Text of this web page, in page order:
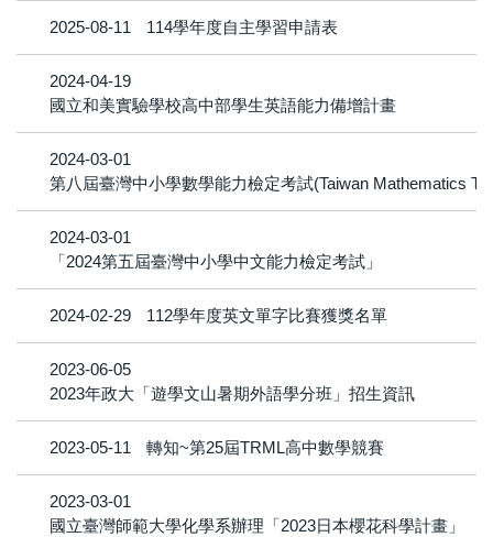
2025-08-11 114學年度自主學習申請表
2024-04-19
國立和美實驗學校高中部學生英語能力備增計畫
2024-03-01
第八屆臺灣中小學數學能力檢定考試(Taiwan Mathematics
2024-03-01
「2024第五屆臺灣中小學中文能力檢定考試」
2024-02-29 112學年度英文單字比賽獲獎名單
2023-06-05
2023年政大「遊學文山暑期外語學分班」招生資訊
2023-05-11 轉知~第25屆TRML高中數學競賽
2023-03-01
國立臺灣師範大學化學系辦理「2023日本櫻花科學計畫」